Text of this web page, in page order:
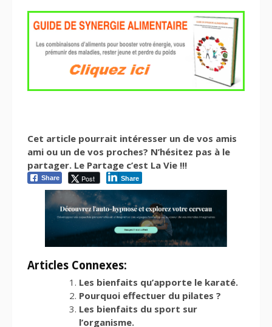
Cet article pourrait intéresser un de vos amis
ami ou un de vos proches? N’hésitez pas à le
partager. Le Partage c’est La Vie !!!
Share Post Share
Articles Connexes:
Les bienfaits qu’apporte le karaté.
Pourquoi effectuer du pilates ?
Les bienfaits du sport sur
l’organisme.